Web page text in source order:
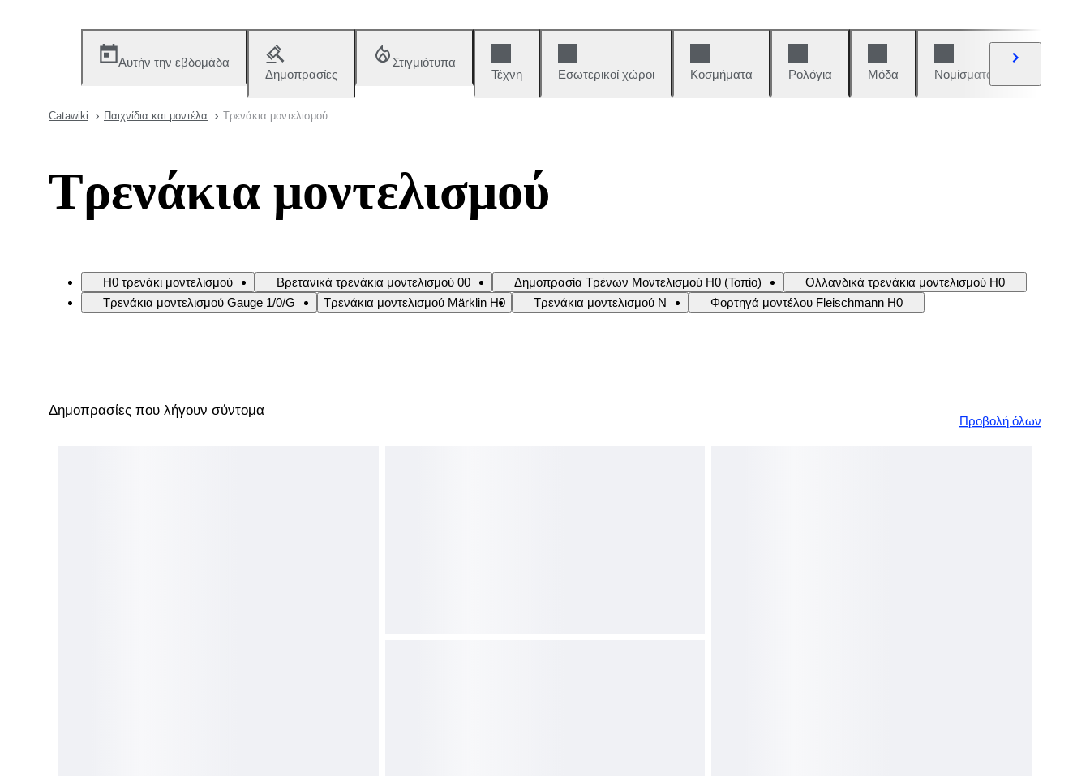
Αυτήν την εβδομάδα
Δημοπρασίες
Στιγμιότυπα
Τέχνη
Εσωτερικοί χώροι Κοσμήματα Ρολόγια Μόδα Νομίσματα και
Catawiki Παιχνίδια και μοντέλα Τρενάκια μοντελισμού
Τρενάκια μοντελισμού
H0 τρενάκι μοντελισμού Βρετανικά τρενάκια μοντελισμού 00 Δημοπρασία Τρένων Μοντελισμού H0 (Τοπίο)
Ολλανδικά τρενάκια μοντελισμού H0
Τρενάκια μοντελισμού Gauge 1/0/G
Τρενάκια μοντελισμού Märklin H0 Τρενάκια μοντελισμού Ν Φορτηγά μοντέλου Fleischmann H0
Δημοπρασίες που λήγουν σύντομα
Προβολή όλων